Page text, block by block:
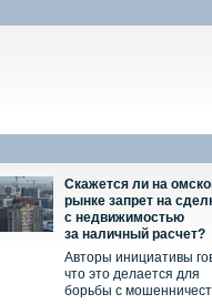
Скажется ли на
рынке запрет на
с недвижимостью
за наличный расчет?
Авторы инициативы
что это делается для
борьбы с